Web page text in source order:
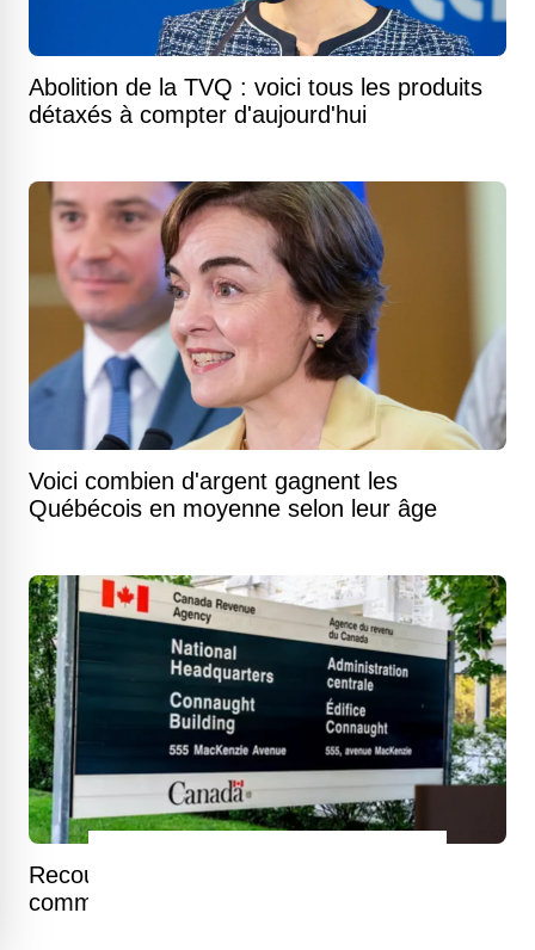
Abolition de la TVQ : voici tous les produits
détaxés à compter d'aujourd'hui
Voici combien d'argent gagnent les
Québécois en moyenne selon leur âge
Recours collectif contre l'ARC : voici
comment réclamer jusqu'à 5 200 $